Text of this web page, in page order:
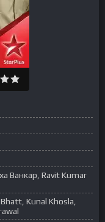
Ванкар, Ravit Kumar
Kunal Khosla,